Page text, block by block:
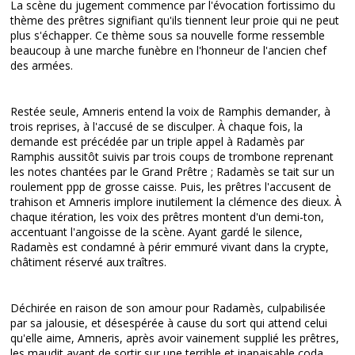
La scène du jugement commence par l'évocation fortissimo du
thème des prêtres signifiant qu'ils tiennent leur proie qui ne peut
plus s'échapper. Ce thème sous sa nouvelle forme ressemble
beaucoup à une marche funèbre en l'honneur de l'ancien chef
des armées.
Restée seule, Amneris entend la voix de Ramphis demander, à
trois reprises, à l'accusé de se disculper. À chaque fois, la
demande est précédée par un triple appel à Radamès par
Ramphis aussitôt suivis par trois coups de trombone reprenant
les notes chantées par le Grand Prêtre ; Radamès se tait sur un
roulement ppp de grosse caisse. Puis, les prêtres l'accusent de
trahison et Amneris implore inutilement la clémence des dieux. À
chaque itération, les voix des prêtres montent d'un demi-ton,
accentuant l'angoisse de la scène. Ayant gardé le silence,
Radamès est condamné à périr emmuré vivant dans la crypte,
châtiment réservé aux traîtres.
Déchirée en raison de son amour pour Radamès, culpabilisée
par sa jalousie, et désespérée à cause du sort qui attend celui
qu'elle aime, Amneris, après avoir vainement supplié les prêtres,